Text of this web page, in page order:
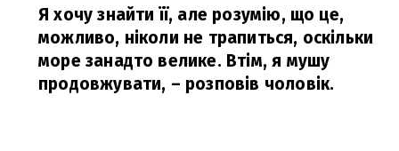
Я хочу знайти її, але розумію, що це,
можливо, ніколи не трапиться, оскільки
море занадто велике. Втім, я мушу
продовжувати, – розповів чоловік.